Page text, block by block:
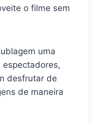
o filme sem
uma
espectadores,
desfrutar de
de maneira